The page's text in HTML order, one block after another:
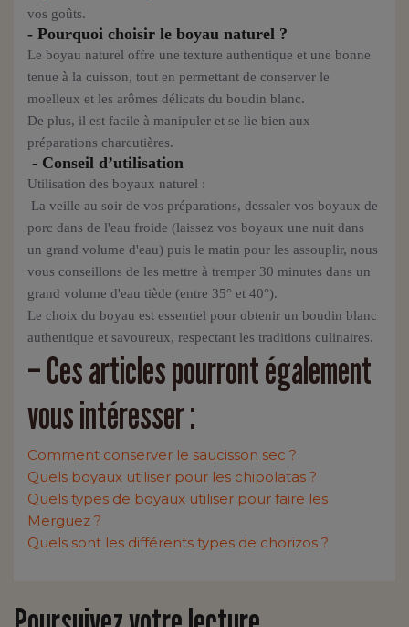
vos goûts.
- Pourquoi choisir le boyau naturel ?
Le boyau naturel offre une texture authentique et une bonne
tenue à la cuisson, tout en permettant de conserver le
moelleux et les arômes délicats du boudin blanc.
De plus, il est facile à manipuler et se lie bien aux
préparations charcutières.
- Conseil d’utilisation
Utilisation des boyaux naturel :
La veille au soir de vos préparations, dessaler vos boyaux de
porc dans de l'eau froide (laissez vos boyaux une nuit dans
un grand volume d'eau) puis le matin pour les assouplir, nous
vous conseillons de les mettre à tremper 30 minutes dans un
grand volume d'eau tiède (entre 35° et 40°).
Le choix du boyau est essentiel pour obtenir un boudin blanc
authentique et savoureux, respectant les traditions culinaires.
– Ces articles pourront également
vous intéresser :
Comment conserver le saucisson sec ?
Quels boyaux utiliser pour les chipolatas ?
Quels types de boyaux utiliser pour faire les
Merguez ?
Quels sont les différents types de chorizos ?